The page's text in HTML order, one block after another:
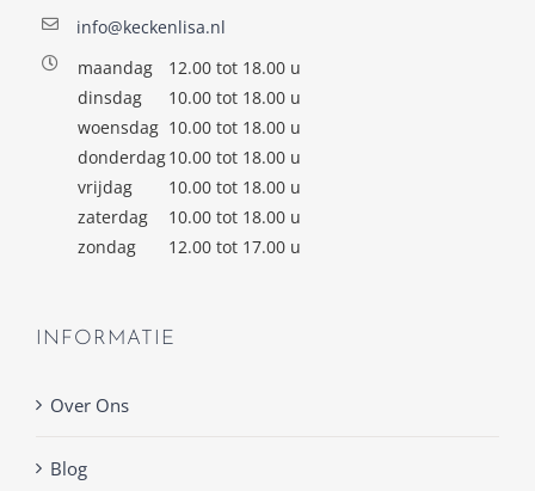
info@keckenlisa.nl
maandag
12.00 tot 18.00 u
dinsdag
10.00 tot 18.00 u
woensdag 10.00 tot 18.00 u
donderdag10.00 tot 18.00 u
vrijdag
10.00 tot 18.00 u
zaterdag
10.00 tot 18.00 u
zondag
12.00 tot 17.00 u
INFORMATIE
Over Ons
Blog